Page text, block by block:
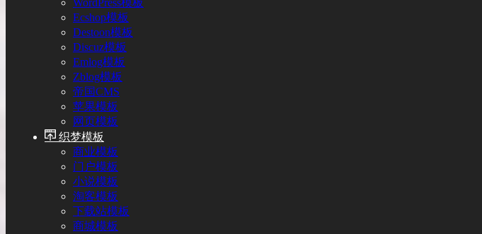
WordPress模板
Ecshop模板
Destoon模板
Discuz模板
Emlog模板
Zblog模板
帝国CMS
苹果模板
网页模板
织梦模板
商业模板
门户模板
小说模板
淘客模板
下载站模板
商城模板